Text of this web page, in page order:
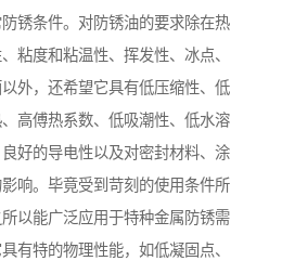
锈条件。对防锈油的要求除在热
粘度和粘温性、挥发性、冰点、
外，还希望它具有低压缩性、低
高傅热系数、低吸潮性、低水溶
好的导电性以及对密封材料、涂
响。毕竟受到苛刻的使用条件所
以能广泛应用于特种金属防锈需
有特的物理性能，如低凝固点、